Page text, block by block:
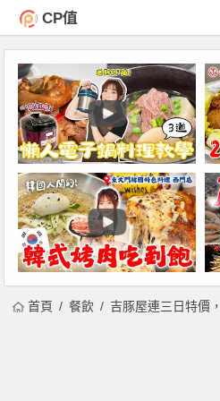
CP值
首頁 餐飲 吉豚屋連三日特價，三款